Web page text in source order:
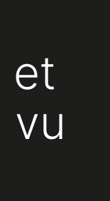
et
vu